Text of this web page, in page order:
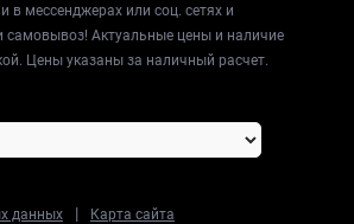
в мессенджерах или соц. сетях и
самовывоз! Актуальные цены и наличие
Цены указаны за наличный расчет.
данных | Карта сайта